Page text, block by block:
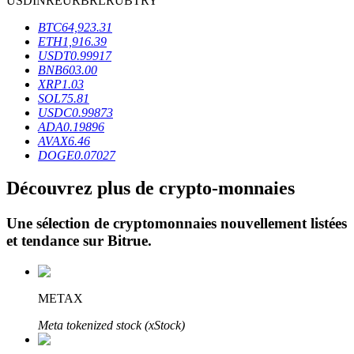
Blocages BTR
Des investissements exclusifs pour les détenteurs de BTR
Prêts
Service d'emprunt adossé à des cryptomonnaies
BTC64,923.31
ETH1,916.39
USDT0.99917
BNB603.00
XRP1.03
SOL75.81
USDC0.99873
ADA0.19896
AVAX6.46
DOGE0.07027
Découvrez plus de crypto-monnaies
Une sélection de cryptomonnaies nouvellement listées
et tendance sur Bitrue.
METAX
Meta tokenized stock (xStock)